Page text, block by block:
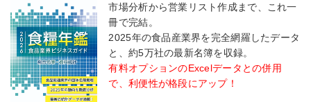
市場分析から営業リスト作成まで、これ一
冊で完結。
2025年の食品産業界を完全網羅したデータ
と、約5万社の最新名簿を収録。
有料オプションのExcelデータとの併用
で、利便性が格段にアップ！